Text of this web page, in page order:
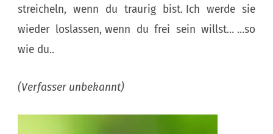
streicheln, wenn du traurig bist. Ich werde sie
wieder loslassen, wenn du frei sein willst… …so
wie du..
(Verfasser unbekannt)